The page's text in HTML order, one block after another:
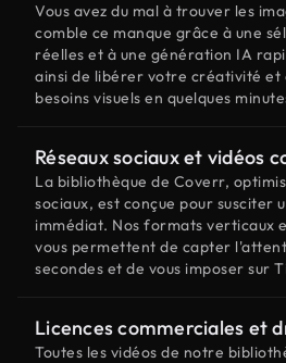
Vous avez du mal à trouver les
comble ce manque grâce à une
réelles et à une génération IA
ainsi de libérer votre créativité et
besoins visuels en quelques
Réseaux sociaux et vidéos
La bibliothèque de Coverr,
sociaux, est conçue pour susciter
immédiat. Nos formats verticaux
vous permettent de capter
secondes et de vous imposer sur
Licences commerciales et
Toutes les vidéos de notre